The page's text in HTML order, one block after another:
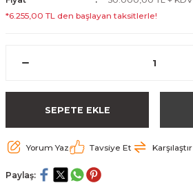
*6.255,00 TL den başlayan taksitlerle!
SEPETE EKLE
Yorum Yaz Tavsiye Et Karşılaştır
Paylaş: